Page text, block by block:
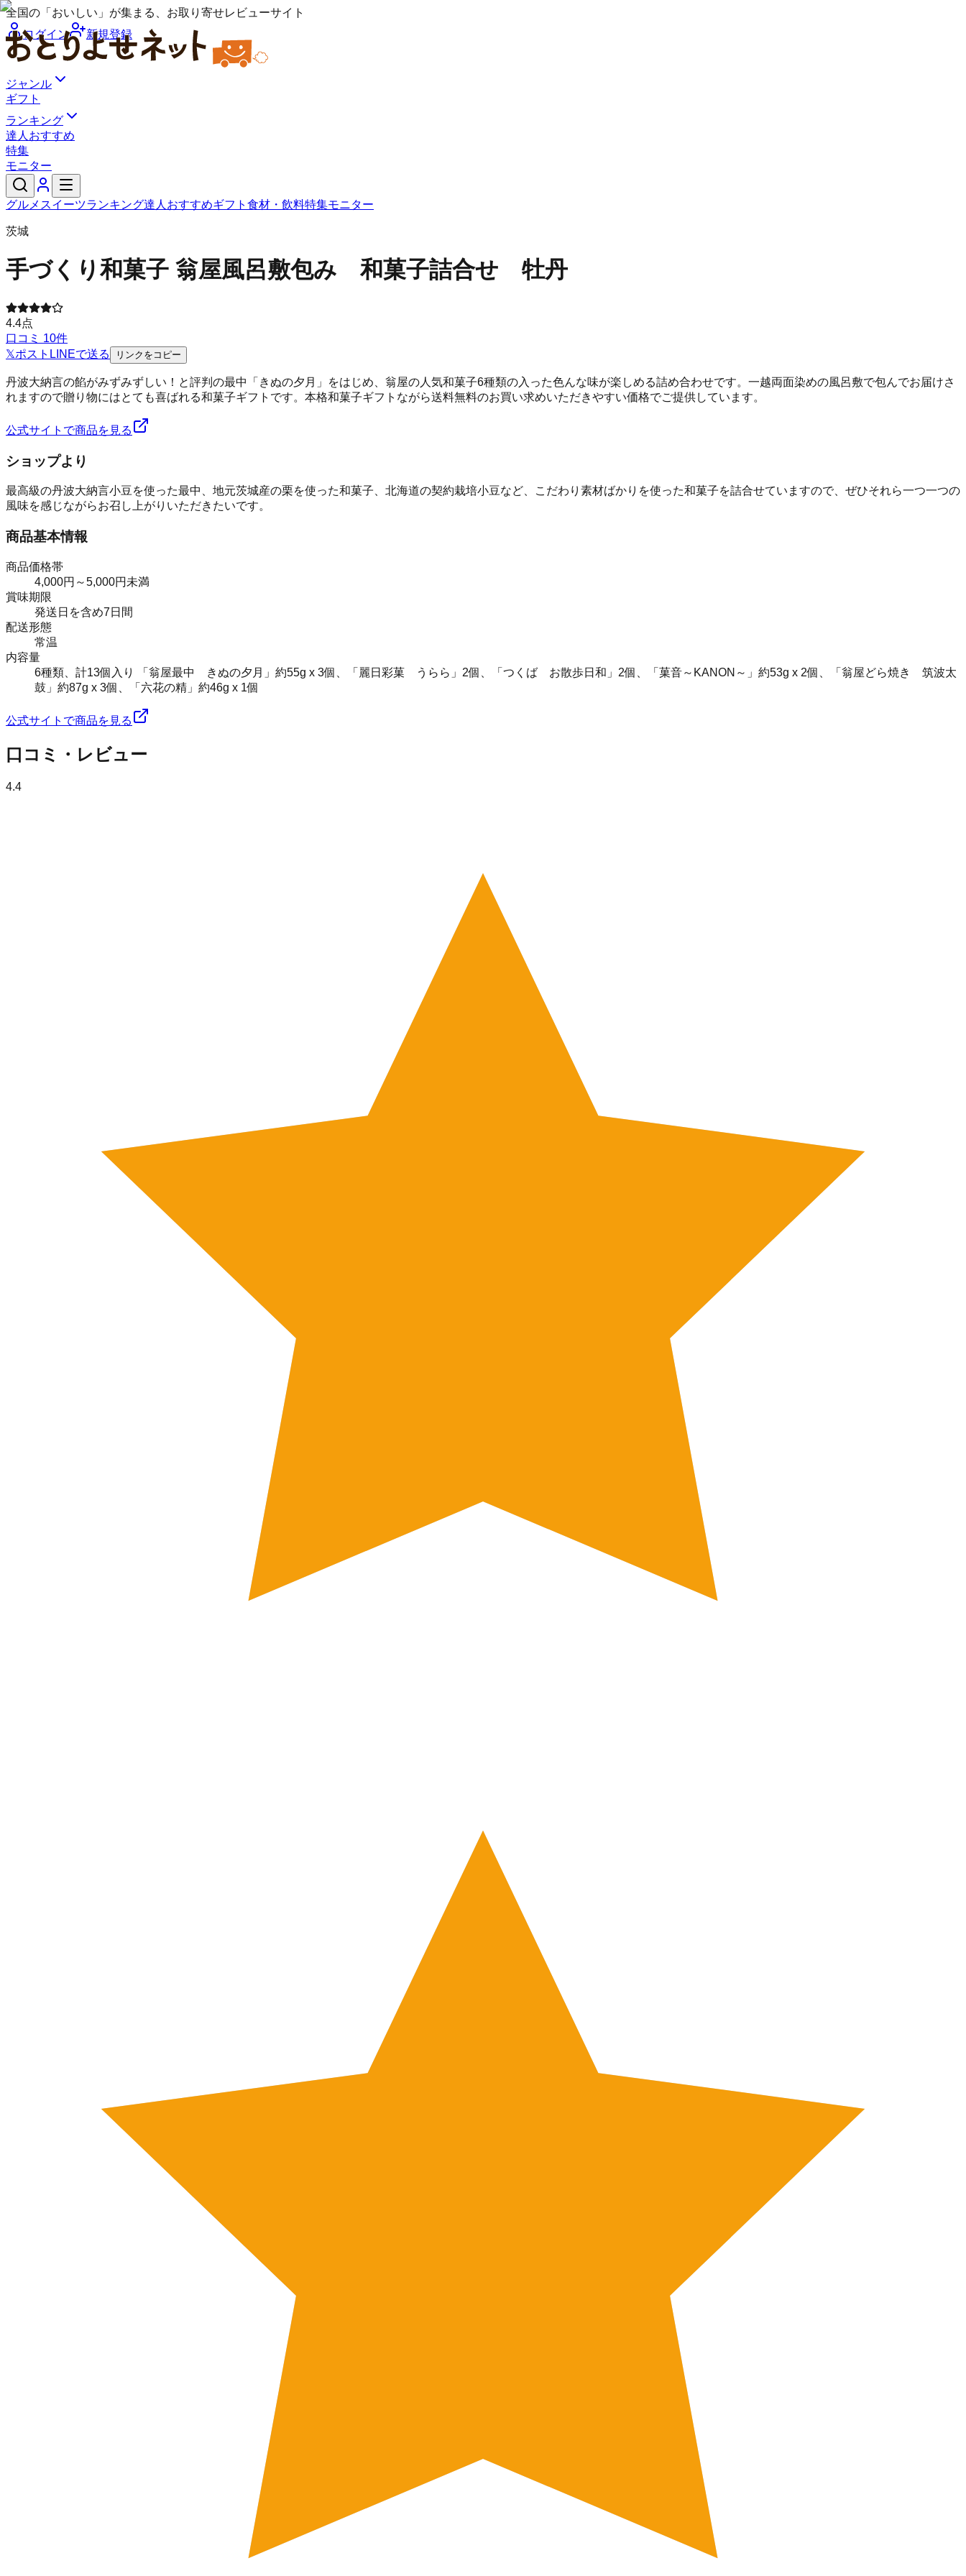
全国の「おいしい」が集まる、お取り寄せレビューサイト
ログイン
新規登録
ジャンル
ギフト
ランキング
達人おすすめ
特集
モニター
グルメ スイーツランキング達人おすすめギフト 食材・飲料特集モニター
茨城
手づくり和菓子 翁屋風呂敷包み 和菓子詰合せ 牡丹
4.4点
口コミ 10件
𝕏ポスト LINEで送る リンクをコピー
丹波大納言の餡がみずみずしい！と評判の最中「きぬの夕月」をはじめ、翁屋の人気和菓子6種類の入った色んな味が楽しめる詰め合わせです。一越両面染めの風呂敷で包んでお届けさ
れますので贈り物にはとても喜ばれる和菓子ギフトです。本格和菓子ギフトながら送料無料のお買い求めいただきやすい価格でご提供しています。
公式サイトで商品を見る
ショップより
最高級の丹波大納言小豆を使った最中、地元茨城産の栗を使った和菓子、北海道の契約栽培小豆など、こだわり素材ばかりを使った和菓子を詰合せていますので、ぜひそれら一つ一つの
風味を感じながらお召し上がりいただきたいです。
商品基本情報
商品価格帯
4,000円～5,000円未満
賞味期限
発送日を含め7日間
配送形態
常温
内容量
6種類、計13個入り 「翁屋最中 きぬの夕月」約55g x 3個、「麗日彩菓 うらら」2個、「つくば お散歩日和」2個、「菓音～KANON～」約53g x 2個、「翁屋どら焼き 筑波太
鼓」約87g x 3個、「六花の精」約46g x 1個
公式サイトで商品を見る
口コミ・レビュー
4.4